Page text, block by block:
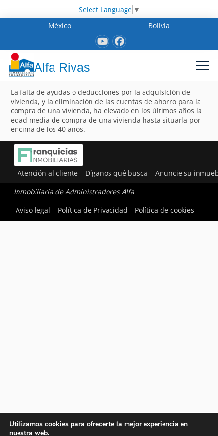
Select Language ▼
México
Bolivia
Alfa Rivas
La falta de ayudas o deducciones por la adquisición de
vivienda, y la eliminación de las cuentas de ahorro para la
compra de una vivienda, ha elevado en los últimos años la
edad media de compra de una vivienda hasta situarla por
encima de los 40 años.
Atención al cliente Díganos qué busca Anuncie su
Inmobiliaria de Administradores Alfa
Aviso legal
Política de Privacidad Política de cookies
Utilizamos cookies para ofrecerte la mejor experiencia en
nuestra web.